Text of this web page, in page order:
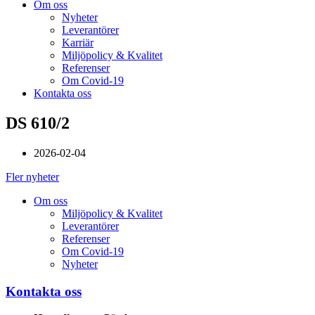
Om oss
Nyheter
Leverantörer
Karriär
Miljöpolicy & Kvalitet
Referenser
Om Covid-19
Kontakta oss
DS 610/2
2026-02-04
Fler nyheter
Om oss
Miljöpolicy & Kvalitet
Leverantörer
Referenser
Om Covid-19
Nyheter
Kontakta oss